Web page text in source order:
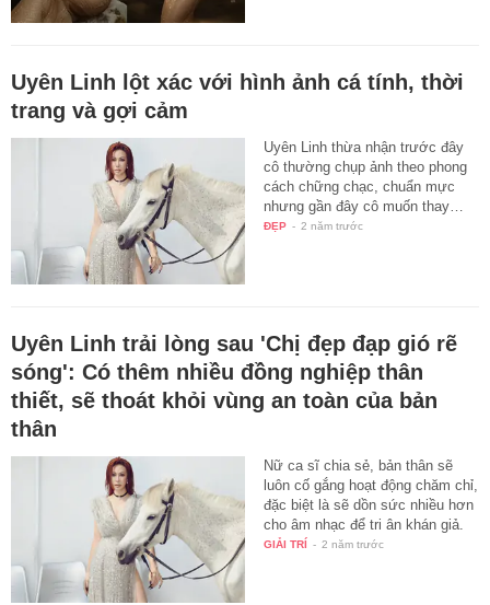
Uyên Linh lột xác với hình ảnh cá tính, thời
trang và gợi cảm
Uyên Linh thừa nhận trước đây
cô thường chụp ảnh theo phong
cách chững chạc, chuẩn mực
nhưng gần đây cô muốn thay…
ĐẸP - 2 năm trước
Uyên Linh trải lòng sau 'Chị đẹp đạp gió rẽ
sóng': Có thêm nhiều đồng nghiệp thân
thiết, sẽ thoát khỏi vùng an toàn của bản
thân
Nữ ca sĩ chia sẻ, bản thân sẽ
luôn cố gắng hoạt động chăm chỉ,
đặc biệt là sẽ dồn sức nhiều hơn
cho âm nhạc để tri ân khán giả.
GIẢI TRÍ - 2 năm trước